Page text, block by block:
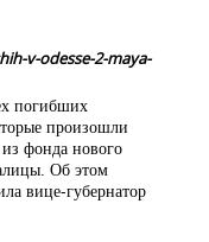
v-odesse-2-maya-
погибших
произошли
фонда нового
Об этом
вице-губернатор